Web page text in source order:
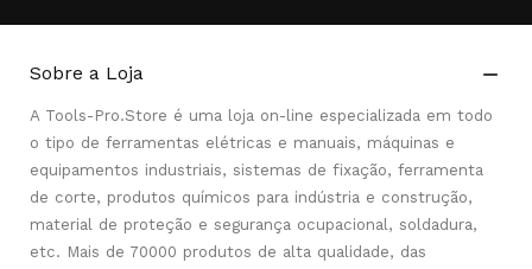
Sobre a Loja 
A Tools-Pro.Store é uma loja on-line especializada em todo
o tipo de ferramentas elétricas e manuais, máquinas e
equipamentos industriais, sistemas de fixação, ferramenta
de corte, produtos químicos para indústria e construção,
material de proteção e segurança ocupacional, soldadura,
etc. Mais de 70000 produtos de alta qualidade, das